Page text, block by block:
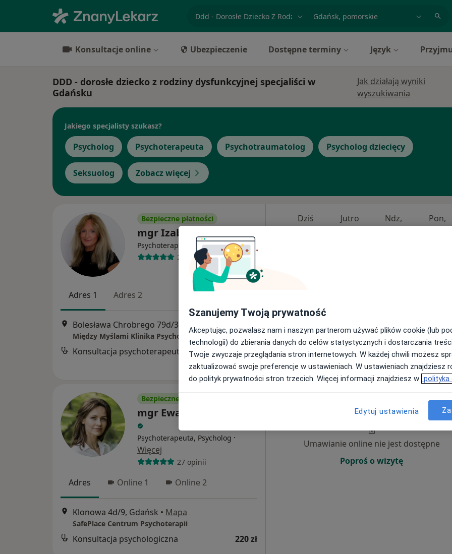
specjalizacja, badanie lub nazwiskomiasto lub dzielnica
Konsultacje online Ubezpieczenie Dostępne terminy Język
DDD - dorosłe dziecko z rodziny dysfunkcyjnej specjaliści w
Gdańsku
Jak działają wyniki
wyszukiwania
Jakiego specjalisty szukasz?
Psycholog Psychoterapeuta Psychotraumatolog Psycholog dziecięcy
Seksuolog Zobacz więcej
Bezpieczne płatności
mgr Izabela Szendrak
Psychoterapeuta ·Więcej
27 opinii
Adres 1 Adres 2
Bolesława Chrobrego 79d/3, Gdańsk •
Między Myślami Klinika Psychoterapii Gdańsk
Konsultacja psychoterapeutyczna 200 zł
Dziś
7 Sie
Jutro
8 Sie
Ndz,
9 Sie
Pon,
10 Sie
Bezpieczne płatności
mgr Ewa Kremplewska
Psychoterapeuta, Psycholog ·
Więcej
27 opinii
Adres Online 1 Online 2
Klonowa 4d/9, Gdańsk • Mapa
SafePlace Centrum Psychoterapii
Konsultacja psychologiczna 220 zł
8 Sie 9 Sie
Pon,
10 Sie
Umawianie online nie jest dostępne
Poproś o wizytę
Szanujemy Twoją prywatność
Akceptując, pozwalasz nam i naszym partnerom używać plików cookie (lub
technologii) do zbierania danych do celów statystycznych i dostarczania
Twoje zwyczaje przeglądania stron internetowych. W każdej chwili możesz
zaktualizować swoje preferencje w ustawieniach. W ustawieniach znajdziesz
do polityk prywatności stron trzecich. Więcej informacji znajdziesz w polityka
Edytuj ustawienia